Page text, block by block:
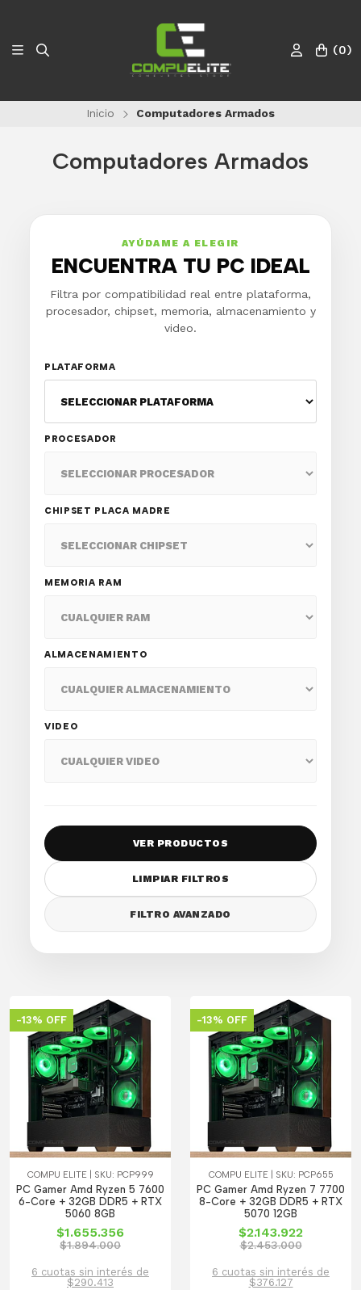
(0)
Inicio Computadores Armados
Computadores Armados
AYÚDAME A ELEGIR
ENCUENTRA TU PC IDEAL
Filtra por compatibilidad real entre plataforma,
procesador, chipset, memoria, almacenamiento y
video.
PLATAFORMA
PROCESADOR
CHIPSET PLACA MADRE
MEMORIA RAM
ALMACENAMIENTO
VIDEO
VER PRODUCTOS
LIMPIAR FILTROS
FILTRO AVANZADO
-13% OFF
COMPU ELITE | SKU: PCP999
PC Gamer Amd Ryzen 5 7600
6-Core + 32GB DDR5 + RTX
5060 8GB
$1.655.356
$1.894.000
6 cuotas sin interés de
$290.413
-13% OFF
COMPU ELITE | SKU: PCP655
PC Gamer Amd Ryzen 7 7700
8-Core + 32GB DDR5 + RTX
5070 12GB
$2.143.922
$2.453.000
6 cuotas sin interés de
$376.127